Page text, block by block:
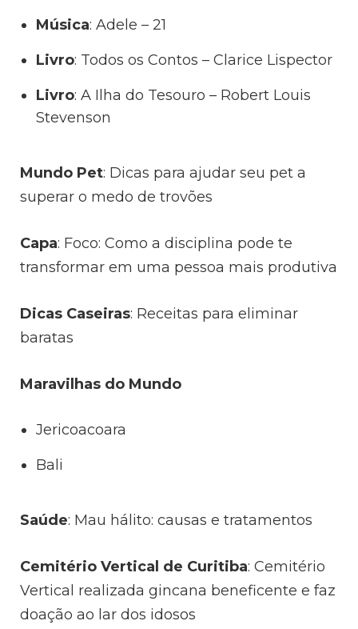
Música: Adele – 21
Livro: Todos os Contos – Clarice Lispector
Livro: A Ilha do Tesouro – Robert Louis
Stevenson
Mundo Pet: Dicas para ajudar seu pet a
superar o medo de trovões
Capa: Foco: Como a disciplina pode te
transformar em uma pessoa mais produtiva
Dicas Caseiras: Receitas para eliminar
baratas
Maravilhas do Mundo
Jericoacoara
Bali
Saúde: Mau hálito: causas e tratamentos
Cemitério Vertical de Curitiba: Cemitério
Vertical realizada gincana beneficente e faz
doação ao lar dos idosos